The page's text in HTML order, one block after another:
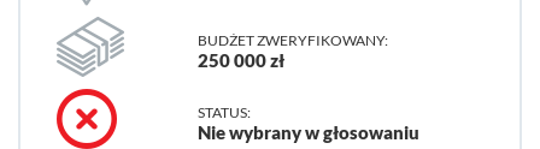
BUDŻET ZWERYFIKOWANY:
250 000 zł
STATUS:
Nie wybrany w głosowaniu